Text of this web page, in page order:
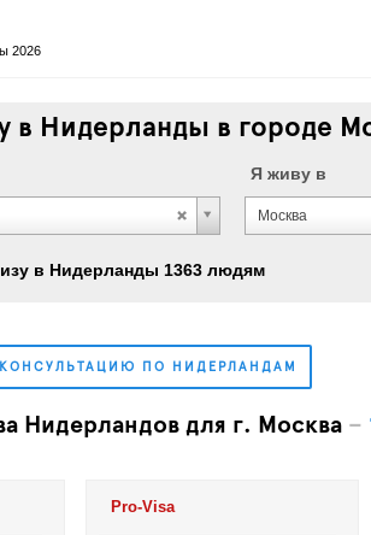
2026
в Нидерланды в городе
Я живу в
Москва
в Нидерланды 1363 людям
ПО НИДЕРЛАНДАМ
Нидерландов для г. Москва –
Pro-Visa